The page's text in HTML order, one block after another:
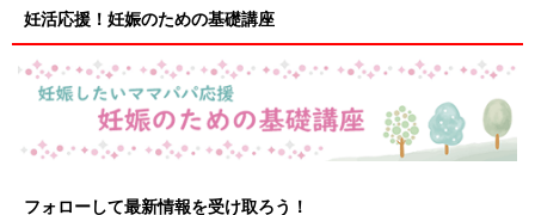
妊活応援！妊娠のための基礎講座
フォローして最新情報を受け取ろう！